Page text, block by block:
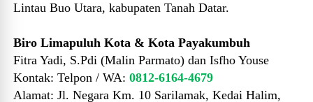
Lintau Buo Utara, kabupaten Tanah Datar.
Biro Limapuluh Kota & Kota Payakumbuh
Fitra Yadi, S.Pdi (Malin Parmato) dan Isfho Youse
Kontak: Telpon / WA:0812-6164-4679
Alamat: Jl. Negara Km. 10 Sarilamak, Kedai Halim,